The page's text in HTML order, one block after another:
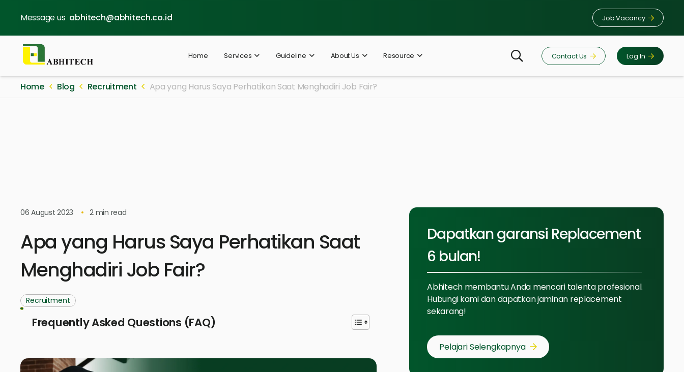
Message us abhitech@abhitech.co.id Job Vacancy
Home Services Guideline About Us Resource Contact Us Log In
Home Blog Recruitment Apa yang Harus Saya Perhatikan Saat Menghadiri Job Fair?
06 August 2023 2 min read
Apa yang Harus Saya Perhatikan Saat
Menghadiri Job Fair?
Recruitment
Frequently Asked Questions (FAQ)
Dapatkan garansi Replacement
6 bulan!
Abhitech membantu Anda mencari talenta profesional.
Hubungi kami dan dapatkan jaminan replacement
sekarang!
Pelajari Selengkapnya